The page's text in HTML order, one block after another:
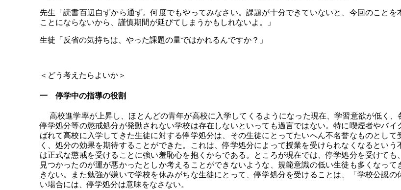
先生「読書百辺自ずから通ず。何度でもやってみなさい。課題が十分できていないと、今回のこと
ことにならないから、謹慎期間が延びてしまうかもしれないよ。」
生徒「反省の気持ちは、やった課題の量ではかれるんですか？」
＜どう考えたらよいか＞
一 停学中の指導の役割
高校進学率が上昇し、ほとんどの青年が高校に入学してくるようになった現在、学習意欲が低く、
停学処分等の懲戒処分が発動されない学校は存在しないといっても過言ではない。特に喫煙者やバ
ばれて高校に入学してきた生徒に対する停学処分は、その生徒にとってたいへん不名誉なものとし
く、処分の効果を期待することができた。これは、停学処分によって授業を受けられなくなるとい
は正式な懲戒を受けることに強い羞恥心を抱くからである。ところが現在では、停学処分を受けて
見つかったのが運が悪かったとしか考えることができないような、規範意識の低い生徒も多くなっ
きない。また勉強が嫌いで学校を休みがちな生徒にとって、停学処分を受けることは、「学校公認
い場合には、停学処分は意味をなさない。